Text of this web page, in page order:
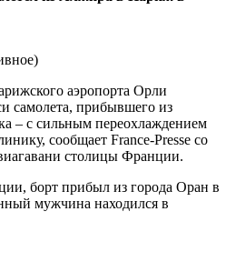
аэропорта Орли
самолета, прибывшего из
– с сильным переохлаждением
сообщает France-Presse со
столицы Франции.
борт прибыл из города Оран в
мужчина находился в